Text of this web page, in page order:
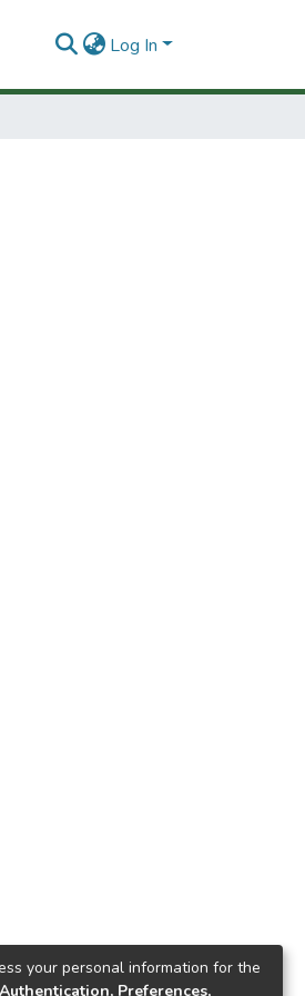
Log In
your personal information for the
Authentication, Preferences,